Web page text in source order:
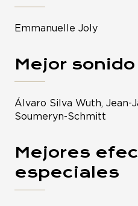
Emmanuelle Joly
Mejor sonido
Álvaro Silva Wuth, Jean-
Soumeryn-Schmitt
Mejores
especiales